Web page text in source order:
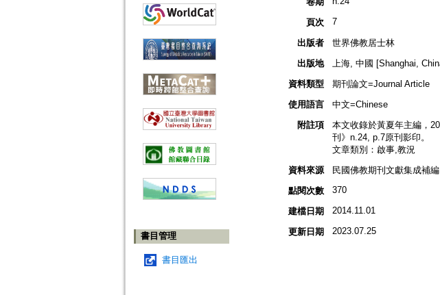
書目管理
書目匯出
頁次 7
出版者
世界佛教居士林
出版地
上海, 中國 [Shanghai,
資料類型
期刊論文=Journal Article
使用語言
中文=Chinese
附註項
本文收錄於黃夏年主編，
刊》n.24, p.7原刊影印。
文章類別：啟事,教況
資料來源
民國佛教期刊文獻集成補
點閱次數
370
建檔日期 2014.11.01
更新日期 2023.07.25